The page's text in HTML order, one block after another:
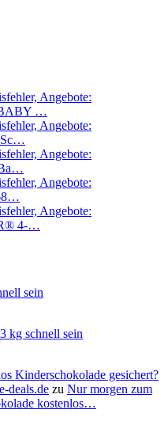
Angebote:
BABY …
Angebote:
Sc…
Angebote:
Angebote:
Angebote:
4-…
sein
kg schnell sein
Kinderschokolade gesichert?
deals.de zu Nur morgen zum
kostenlos…